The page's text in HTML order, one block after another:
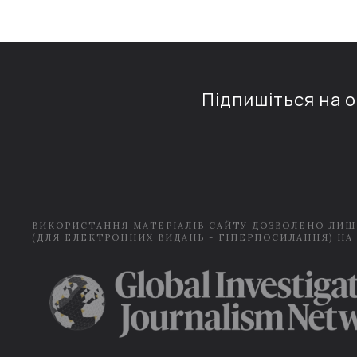
Підпишіться на
ВИКОРИСТАННЯ МАТЕРІАЛІВ САЙТУ ДОЗВОЛЕНО
(ДЛЯ ЕЛЕКТРОННИХ ВИДАНЬ - ГІПЕРПОСИЛАННЯ) НА